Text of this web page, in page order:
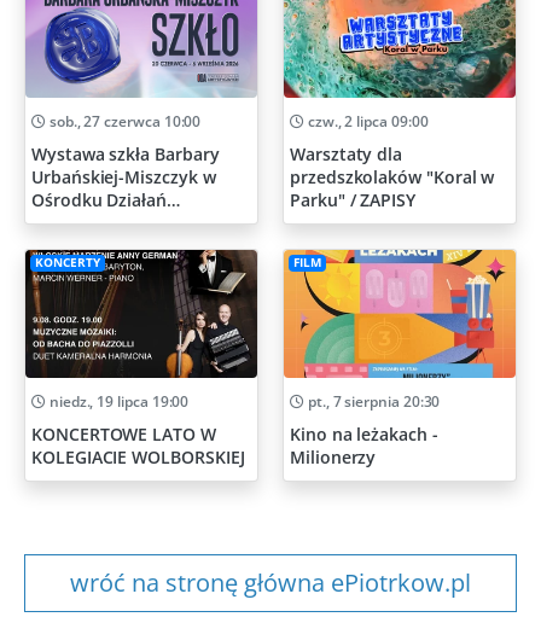
sob., 27 czerwca 10:00
Wystawa szkła Barbary
Urbańskiej-Miszczyk w
Ośrodku Działań
Artystycznych
czw., 2 lipca 09:00
Warsztaty dla
przedszkolaków "Koral w
Parku" / ZAPISY
KONCERTY
niedz., 19 lipca 19:00
KONCERTOWE LATO W
KOLEGIACIE WOLBORSKIEJ
FILM
pt., 7 sierpnia 20:30
Kino na leżakach -
Milionerzy
wróć na stronę główna ePiotrkow.pl